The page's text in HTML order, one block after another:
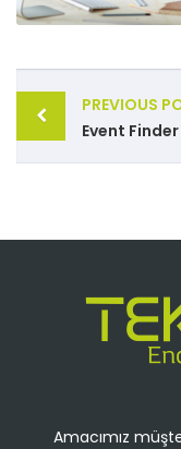
PREVIOUS
Event Finder
Amacımız